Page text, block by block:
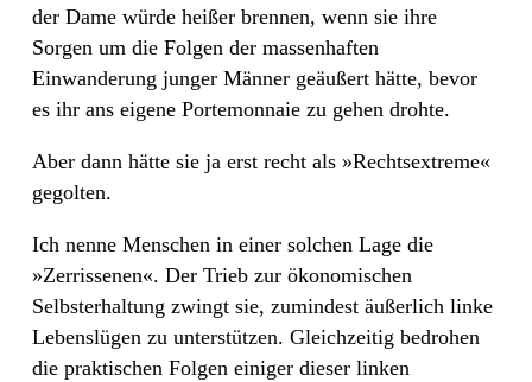
der Dame würde heißer brennen, wenn sie ihre
Sorgen um die Folgen der massenhaften
Einwanderung junger Männer geäußert hätte, bevor
es ihr ans eigene Portemonnaie zu gehen drohte.
Aber dann hätte sie ja erst recht als »Rechtsextreme«
gegolten.
Ich nenne Menschen in einer solchen Lage die
»Zerrissenen«. Der Trieb zur ökonomischen
Selbsterhaltung zwingt sie, zumindest äußerlich linke
Lebenslügen zu unterstützen. Gleichzeitig bedrohen
die praktischen Folgen einiger dieser linken